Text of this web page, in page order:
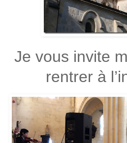
Je vous invite
rentrer à